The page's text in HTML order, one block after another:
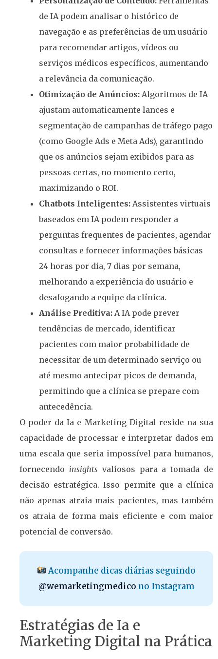
de IA podem analisar o histórico de
navegação e as preferências de um usuário
para recomendar artigos, vídeos ou
serviços médicos específicos, aumentando
a relevância da comunicação.
Otimização de Anúncios: Algoritmos de IA
ajustam automaticamente lances e
segmentação de campanhas de tráfego pago
(como Google Ads e Meta Ads), garantindo
que os anúncios sejam exibidos para as
pessoas certas, no momento certo,
maximizando o ROI.
Chatbots Inteligentes: Assistentes virtuais
baseados em IA podem responder a
perguntas frequentes de pacientes, agendar
consultas e fornecer informações básicas
24 horas por dia, 7 dias por semana,
melhorando a experiência do usuário e
desafogando a equipe da clínica.
Análise Preditiva: A IA pode prever
tendências de mercado, identificar
pacientes com maior probabilidade de
necessitar de um determinado serviço ou
até mesmo antecipar picos de demanda,
permitindo que a clínica se prepare com
antecedência.
O poder da Ia e Marketing Digital reside na sua
capacidade de processar e interpretar dados em
uma escala que seria impossível para humanos,
fornecendo insights valiosos para a tomada de
decisão estratégica. Isso permite que a clínica
não apenas atraia mais pacientes, mas também
os atraia de forma mais eficiente e com maior
potencial de conversão.
Acompanhe dicas diárias seguindo
@wemarketingmedico no Instagram
Estratégias de Ia e
Marketing Digital na Prática